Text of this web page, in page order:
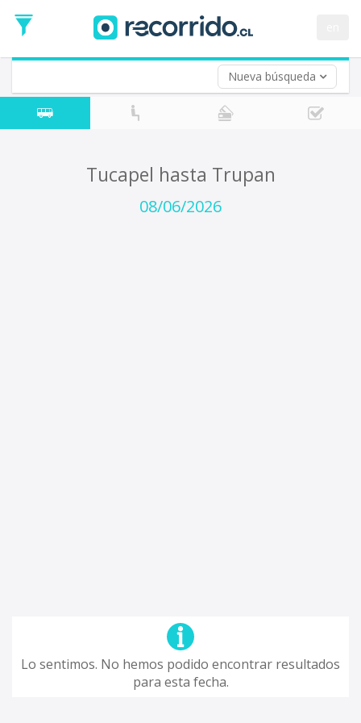
Nueva búsqueda
de
Ida
Vuelta (opcional)
Fecha
de
Tucapel hasta Trupan
08/06/2026
Lo sentimos. No hemos podido encontrar resultados
para esta fecha.